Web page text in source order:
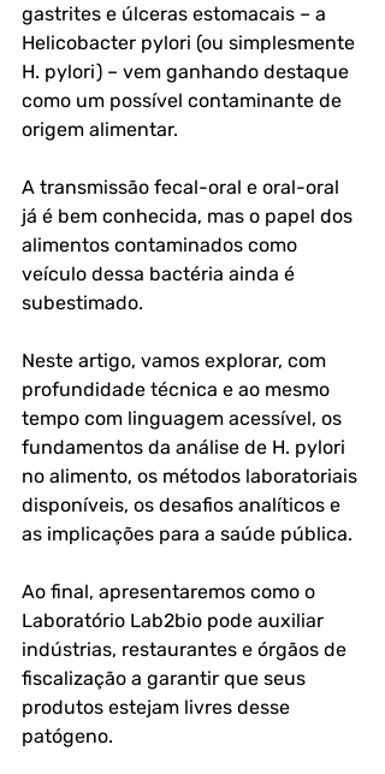
gastrites e úlceras estomacais – a
Helicobacter pylori (ou simplesmente
H. pylori) – vem ganhando destaque
como um possível contaminante de
origem alimentar.
A transmissão fecal-oral e oral-oral
já é bem conhecida, mas o papel dos
alimentos contaminados como
veículo dessa bactéria ainda é
subestimado.
Neste artigo, vamos explorar, com
profundidade técnica e ao mesmo
tempo com linguagem acessível, os
fundamentos da análise de H. pylori
no alimento, os métodos laboratoriais
disponíveis, os desafios analíticos e
as implicações para a saúde pública.
Ao final, apresentaremos como o
Laboratório Lab2bio pode auxiliar
indústrias, restaurantes e órgãos de
fiscalização a garantir que seus
produtos estejam livres desse
patógeno.